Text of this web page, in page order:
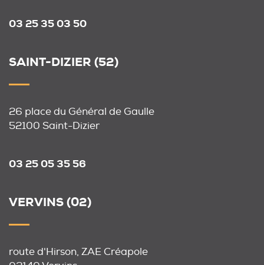
03 25 35 03 50
SAINT-DIZIER (52)
26 place du Général de Gaulle
52100 Saint-Dizier
03 25 05 35 56
VERVINS (02)
route d'Hirson, ZAE Créapole